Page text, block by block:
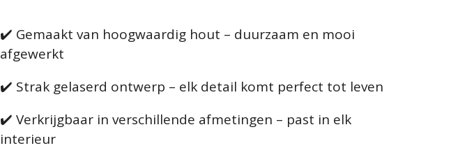
✔️ Gemaakt van hoogwaardig hout – duurzaam en mooi
afgewerkt
✔️ Strak gelaserd ontwerp – elk detail komt perfect tot leven
✔️ Verkrijgbaar in verschillende afmetingen – past in elk
interieur